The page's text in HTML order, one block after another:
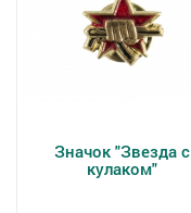
Значок "Звезда с
кулаком"